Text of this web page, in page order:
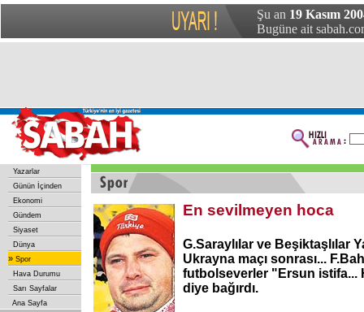
Şu an 19 Kasım
Bugüne ait
Yazarlar
Günün İçinden
Ekonomi
Gündem
Siyaset
Dünya
» Spor
Hava Durumu
Sarı Sayfalar
Ana Sayfa
En sevilmeyen hoca
G.Saraylılar ve Beşiktaşlılar
Ukrayna maçı sonrası...
futbolseverler "Ersun istifa...
diye bağırdı.